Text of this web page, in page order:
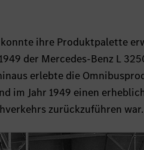
ihre Produktpalette
der Mercedes-Benz L
erlebte die
im Jahr 1949 einen
zurückzuführen war.